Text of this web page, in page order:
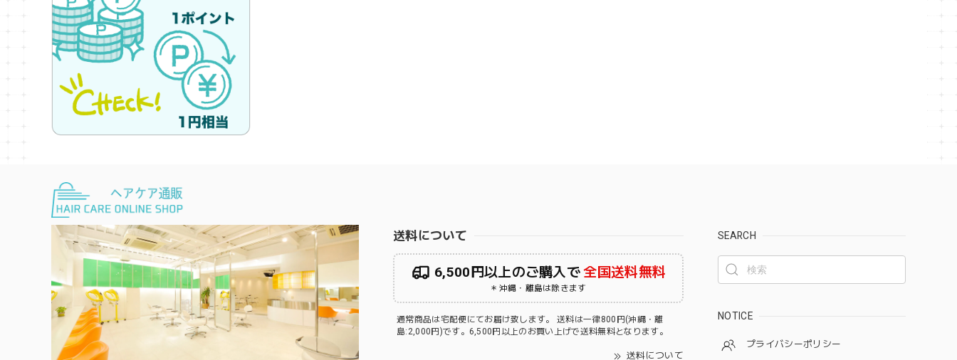
送料について
6,500円以上のご購入で全国送料無料
＊沖縄・離島は除きます
通常商品は宅配便にてお届け致します。 送料は一律800円(沖縄・離
島:2,000円)です。6,500円以上のお買い上げで送料無料となります。
送料について
SEARCH
NOTICE
プライバシーポリシー